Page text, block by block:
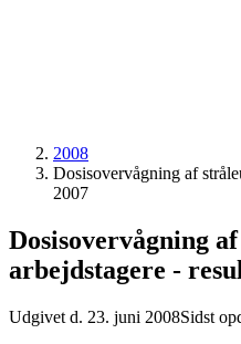
2008
Dosisovervågning af
2007
Dosisovervågning
arbejdstagere -
Udgivet d. 23. juni 2008Sidst